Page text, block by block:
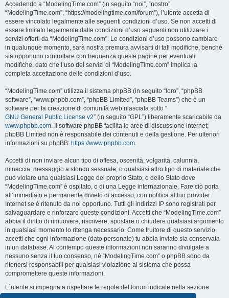
Accedendo a “ModelingTime.com” (in seguito “noi”, “nostro”,
“ModelingTime.com”, “https://modelingtime.com/forum”), l’utente accetta di
essere vincolato legalmente alle seguenti condizioni d’uso. Se non accetti di
essere limitato legalmente dalle condizioni d’uso seguenti non utilizzare i
servizi offerti da “ModelingTime.com”. Le condizioni d’uso possono cambiare
in qualunque momento, sarà nostra premura avvisarti di tali modifiche, benché
sia opportuno controllare con frequenza queste pagine per eventuali
modifiche, dato che l’uso dei servizi di “ModelingTime.com” implica la
completa accettazione delle condizioni d’uso.
“ModelingTime.com” utilizza il sistema phpBB (in seguito “loro”, “phpBB
software”, “www.phpbb.com”, “phpBB Limited”, “phpBB Teams”) che è un
software per la creazione di comunità web rilasciata sotto “
GNU General Public License v2” (in seguito “GPL”) liberamente scaricabile da
www.phpbb.com. Il software phpBB facilita le aree di discussione internet;
phpBB Limited non è responsabile dei contenuti e della gestione. Per ulteriori
informazioni su phpBB: https://www.phpbb.com.
Accetti di non inviare alcun tipo di offesa, oscenità, volgarità, calunnia,
minaccia, messaggio a sfondo sessuale, o qualsiasi altro tipo di materiale che
può violare una qualsiasi Legge del proprio Stato, o dello Stato dove
“ModelingTime.com” è ospitato, o di una Legge internazionale. Fare ciò porta
all’immediato e permanente divieto di accesso, con notifica al tuo provider
Internet se è ritenuto da noi opportuno. Tutti gli indirizzi IP sono registrati per
salvaguardare e rinforzare queste condizioni. Accetti che “ModelingTime.com”
abbia il diritto di rimuovere, riscrivere, spostare o chiudere qualsiasi argomento
in qualsiasi momento lo ritenga necessario. Come fruitore di questo servizio,
accetti che ogni informazione (dato personale) tu abbia inviato sia conservata
in un database. Al contempo queste informazioni non saranno divulgate a
nessuno senza il tuo consenso, né “ModelingTime.com” o phpBB sono da
ritenersi responsabili per qualsiasi violazione al sistema che possa
compromettere queste informazioni.
L´utente si impegna a rispettare le regole del forum indicate nella sezione